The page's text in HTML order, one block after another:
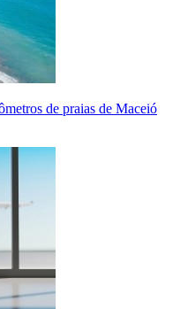
de praias de Maceió